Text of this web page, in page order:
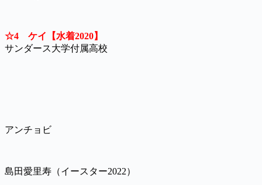
☆4 ケイ【水着2020】
サンダース大学付属高校
アンチョビ
島田愛里寿（イースター2022）